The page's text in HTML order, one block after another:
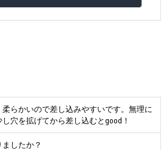
らかいので差し込みやすいです。無理に
穴を拡げてから差し込むとgood！
したか？